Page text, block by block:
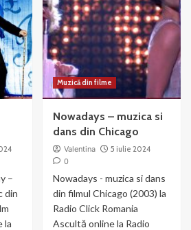
–
din
la
Muzică din filme
Nowadays – muzica si
dans din Chicago
Valentina
5 iulie 2024
0
Nowadays - muzica si dans
din filmul Chicago (2003) la
Radio Click Romania
Ascultă online la Radio